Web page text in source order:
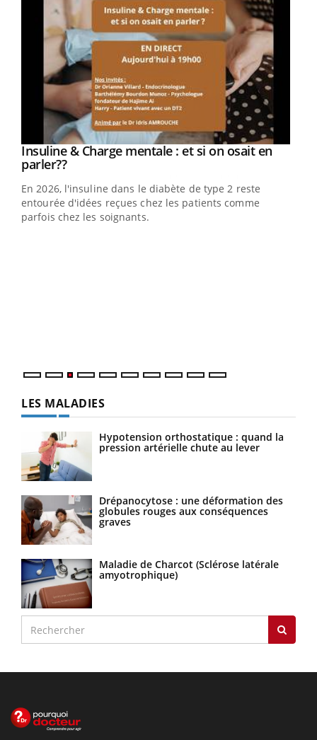
Youtube
Insuline & Charge mentale : et si on osait en
parler??Youtube
En 2026, l'insuline dans le diabète de type 2 reste
entourée d'idées reçues chez les patients comme
parfois chez les soignants.
LES MALADIES
Hypotension orthostatique : quand la
pression artérielle chute au lever
Drépanocytose : une déformation des
globules rouges aux conséquences
graves
Maladie de Charcot (Sclérose latérale
amyotrophique)